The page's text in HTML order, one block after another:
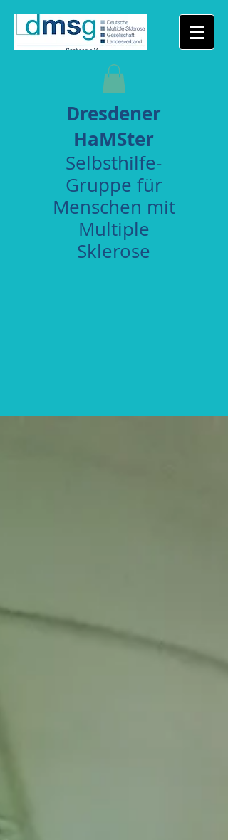
Dresdener
HaMSter
Selbsthilfe-
Gruppe für
Menschen mit
Multiple
Sklerose